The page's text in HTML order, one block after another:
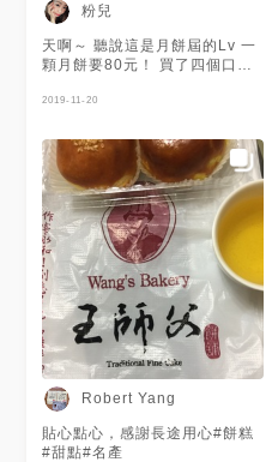
粉兒
天啊～ 聽說這是月餅屆的Lv 一
顆月餅要80元！ 買了四個口味
金月娘，吃起來綿綿的又很入
滷肉口味我個人覺得很普通～～
要送禮等等還是建議買金月娘口
味喲！ 不過這間接近中秋可是
要排隊，裡面也是滿滿的人～
想吃得各位可以網路上預定喲！
📍地址：台北市永和區中山路一
段283號 ☎️電話：02-2929-
3780 🔹週一至週日06:00-
22:00
2019-11-20
Robert Yang
貼心點心，感謝長途用心#餅糕
#甜點#名產